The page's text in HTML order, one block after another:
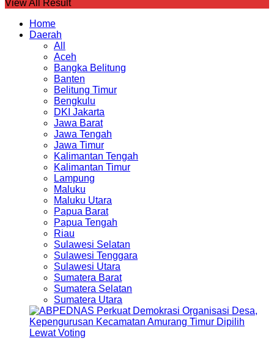
View All Result
Home
Daerah
All
Aceh
Bangka Belitung
Banten
Belitung Timur
Bengkulu
DKI Jakarta
Jawa Barat
Jawa Tengah
Jawa Timur
Kalimantan Tengah
Kalimantan Timur
Lampung
Maluku
Maluku Utara
Papua Barat
Papua Tengah
Riau
Sulawesi Selatan
Sulawesi Tenggara
Sulawesi Utara
Sumatera Barat
Sumatera Selatan
Sumatera Utara